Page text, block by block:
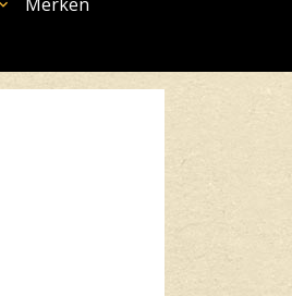
expand_more